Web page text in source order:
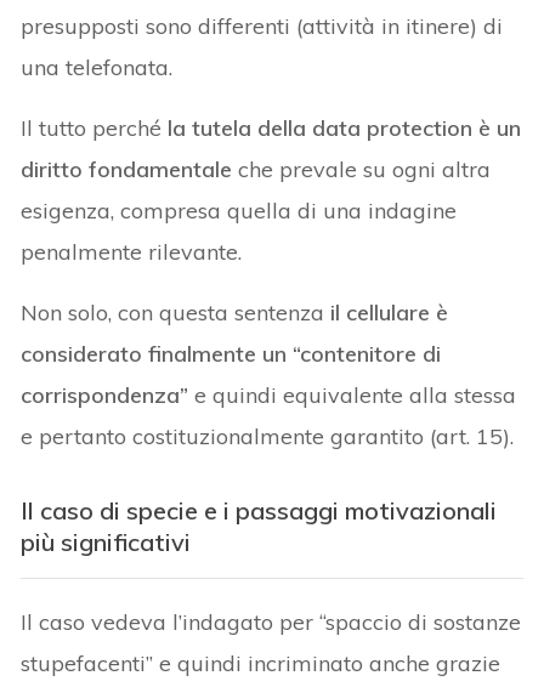
presupposti sono differenti (attività in itinere) di
una telefonata.
Il tutto perché la tutela della data protection è un
diritto fondamentale che prevale su ogni altra
esigenza, compresa quella di una indagine
penalmente rilevante.
Non solo, con questa sentenza il cellulare è
considerato finalmente un “contenitore di
corrispondenza” e quindi equivalente alla stessa
e pertanto costituzionalmente garantito (art. 15).
Il caso di specie e i passaggi motivazionali
più significativi
Il caso vedeva l’indagato per “spaccio di sostanze
stupefacenti” e quindi incriminato anche grazie